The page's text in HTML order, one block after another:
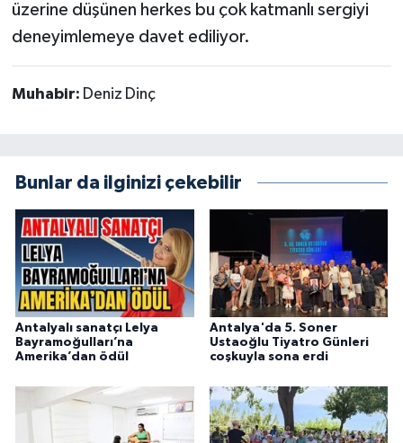
üzerine düşünen herkes bu çok katmanlı sergiyi
deneyimlemeye davet ediliyor.
Muhabir: Deniz Dinç
Bunlar da ilginizi çekebilir
Antalyalı sanatçı Lelya
Bayramoğulları’na
Amerika’dan ödül
Antalya'da 5. Soner
Ustaoğlu Tiyatro Günleri
coşkuyla sona erdi